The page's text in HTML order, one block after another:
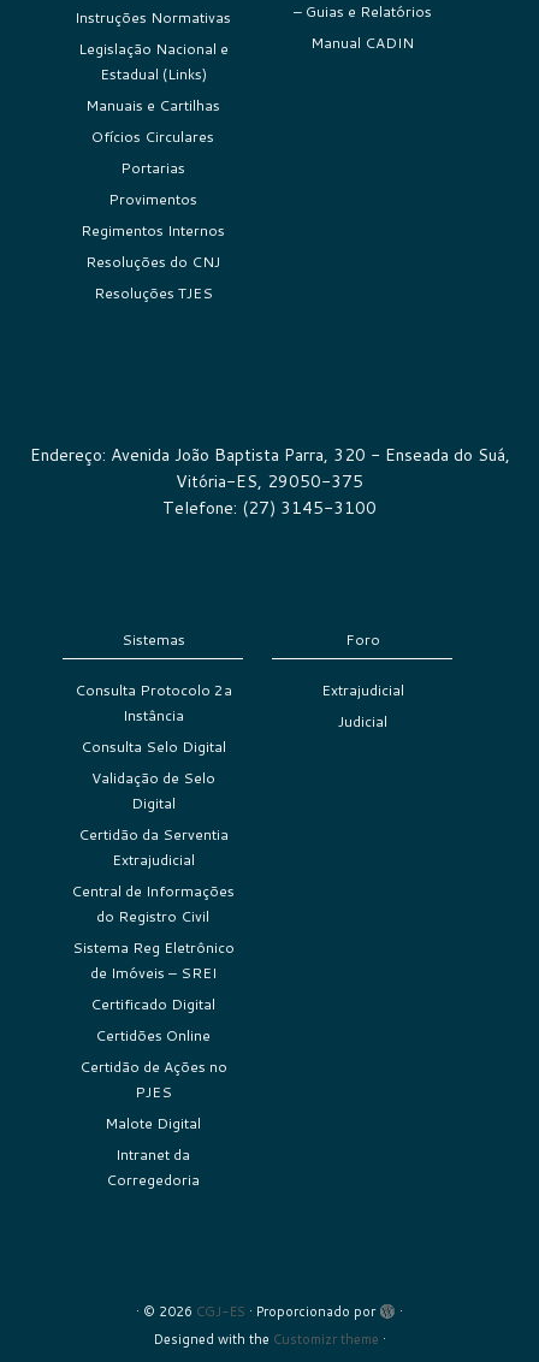
Instruções Normativas
Legislação Nacional e
Estadual (Links)
Manuais e Cartilhas
Ofícios Circulares
Portarias
Provimentos
Regimentos Internos
Resoluções do CNJ
Resoluções TJES
– Guias e Relatórios
Manual CADIN
Endereço: Avenida João Baptista Parra, 320 - Enseada do Suá,
Vitória-ES, 29050-375
Telefone: (27) 3145-3100
Sistemas
Consulta Protocolo 2a
Instância
Consulta Selo Digital
Validação de Selo
Digital
Certidão da Serventia
Extrajudicial
Central de Informações
do Registro Civil
Sistema Reg Eletrônico
de Imóveis – SREI
Certificado Digital
Certidões Online
Certidão de Ações no
PJES
Malote Digital
Intranet da
Corregedoria
Foro
Extrajudicial
Judicial
· © 2026 CGJ-ES · Proporcionado por
·
Designed with the Customizr theme ·